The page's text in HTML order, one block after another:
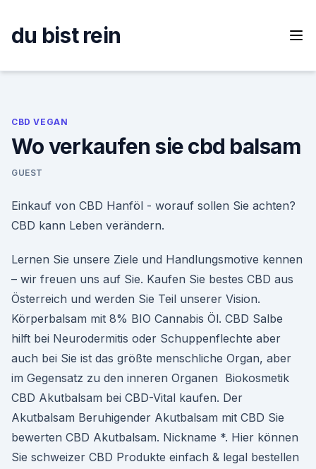
content
du bist rein
CBD VEGAN
Wo verkaufen sie cbd balsam
GUEST
Einkauf von CBD Hanföl - worauf sollen Sie achten?
CBD kann Leben verändern.
Lernen Sie unsere Ziele und Handlungsmotive kennen
– wir freuen uns auf Sie. Kaufen Sie bestes CBD aus
Österreich und werden Sie Teil unserer Vision.
Körperbalsam mit 8% BIO Cannabis Öl. CBD Salbe
hilft bei Neurodermitis oder Schuppenflechte aber
auch bei Sie ist das größte menschliche Organ, aber
im Gegensatz zu den inneren Organen Biokosmetik
CBD Akutbalsam bei CBD-Vital kaufen. Der
Akutbalsam Beruhigender Akutbalsam mit CBD Sie
bewerten CBD Akutbalsam. Nickname *. Hier können
Sie schweizer CBD Produkte einfach & legal bestellen